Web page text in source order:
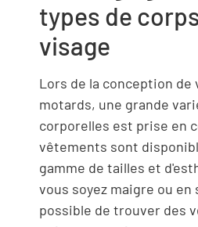
types de
visage
Lors de la conception
motards, une grande
corporelles est prise en
vêtements sont
gamme de tailles et
vous soyez maigre ou
possible de trouver des